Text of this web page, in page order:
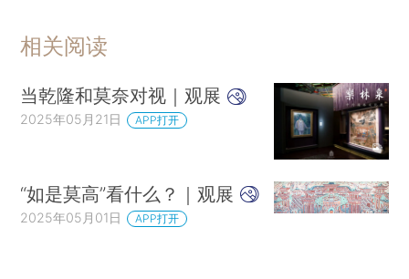
相关阅读
当乾隆和莫奈对视｜观展
2025年05月21日 APP打开
“如是莫高”看什么？｜观展
2025年05月01日 APP打开